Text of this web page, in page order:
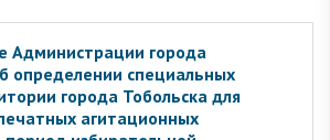
Администрации города
определении специальных
города Тобольска для
агитационных